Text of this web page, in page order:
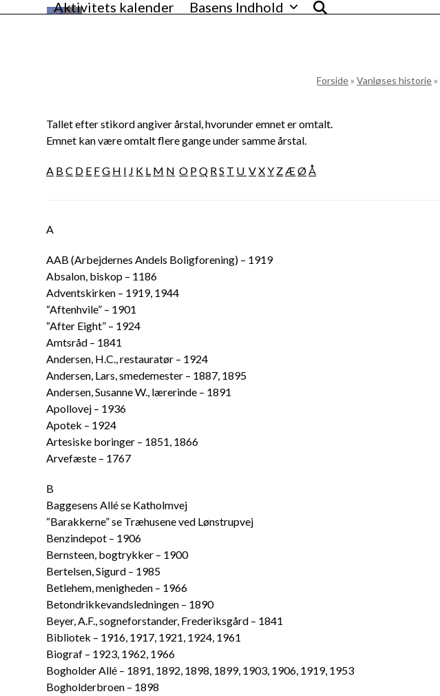
Aktivitets kalender Basens Indhold
Forside» Vanløses historie»
Tallet efter stikord angiver årstal, hvorunder emnet er omtalt.
Emnet kan være omtalt flere gange under samme årstal.
A B C D E FG H I J K L M N O PQ RS T U VXY ZÆ ØÅ
A
AAB (Arbejdernes Andels Boligforening) – 1919
Absalon, biskop – 1186
Adventskirken – 1919, 1944
“Aftenhvile” – 1901
“After Eight” – 1924
Amtsråd – 1841
Andersen, H.C., restauratør – 1924
Andersen, Lars, smedemester – 1887, 1895
Andersen, Susanne W., lærerinde – 1891
Apollovej – 1936
Apotek – 1924
Artesiske boringer – 1851, 1866
Arvefæste – 1767
B
Baggesens Allé se Katholmvej
“Barakkerne” se Træhusene ved Lønstrupvej
Benzindepot – 1906
Bernsteen, bogtrykker – 1900
Bertelsen, Sigurd – 1985
Betlehem, menigheden – 1966
Betondrikkevandsledningen – 1890
Beyer, A.F., sogneforstander, Frederiksgård – 1841
Bibliotek – 1916, 1917, 1921, 1924, 1961
Biograf – 1923, 1962, 1966
Bogholder Allé – 1891, 1892, 1898, 1899, 1903, 1906, 1919, 1953
Bogholderbroen – 1898